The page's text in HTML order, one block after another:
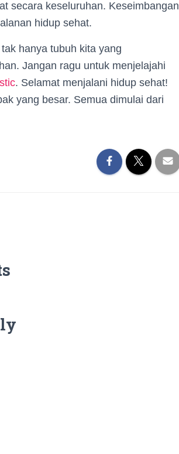
secara keseluruhan. Keseimbangan
hidup sehat.
hanya tubuh kita yang
Jangan ragu untuk menjelajahi
. Selamat menjalani hidup sehat!
yang besar. Semua dimulai dari